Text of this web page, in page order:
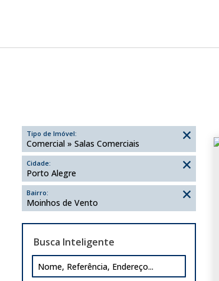
Tipo de Imóvel:
Comercial » Salas Comerciais
Cidade:
Porto Alegre
Bairro:
Moinhos de Vento
Busca Inteligente